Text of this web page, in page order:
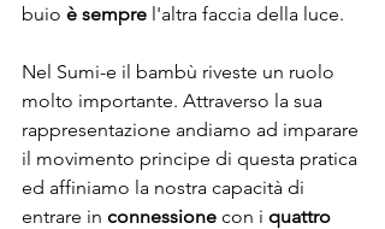
buio è sempre l'altra faccia della luce.
Nel Sumi-e il bambù riveste un ruolo
molto importante. Attraverso la sua
rappresentazione andiamo ad imparare
il movimento principe di questa pratica
ed affiniamo la nostra capacità di
entrare in connessione con i quattro